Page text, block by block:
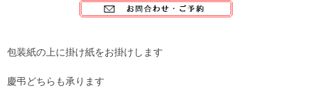
包装紙の上に掛け紙をお掛けします
慶弔どちらも承ります